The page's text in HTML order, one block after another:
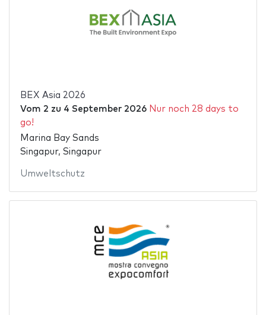
BEX Asia 2026
Vom 2 zu 4 September 2026 Nur noch 28 days to
go!
Marina Bay Sands
Singapur, Singapur
Umweltschutz